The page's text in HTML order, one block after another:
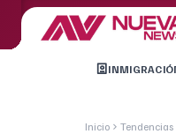
Inicio Tendencias